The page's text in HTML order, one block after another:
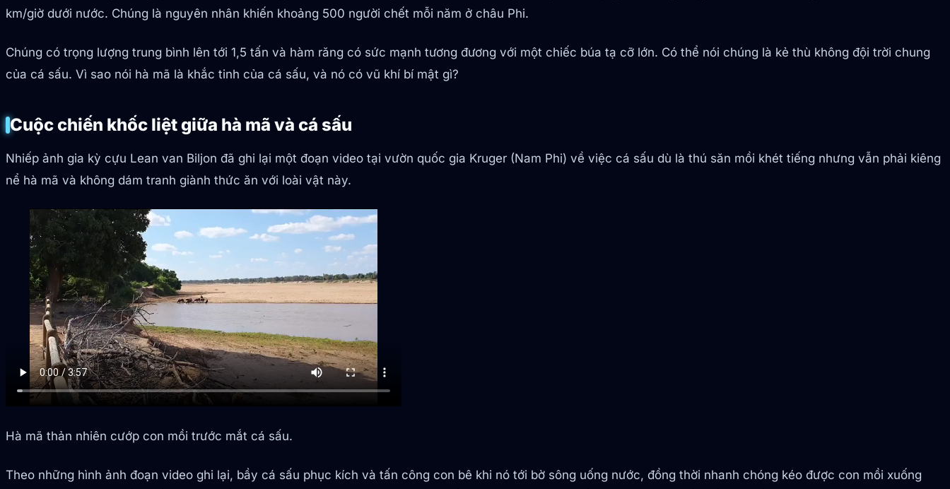
km/giờ dưới nước. Chúng là nguyên nhân khiến khoảng 500 người chết mỗi năm ở châu Phi.
Chúng có trọng lượng trung bình lên tới 1,5 tấn và hàm răng có sức mạnh tương đương với một chiếc búa tạ cỡ lớn. Có thể nói chúng là kẻ thù không đội trời chung
của cá sấu. Vì sao nói hà mã là khắc tinh của cá sấu, và nó có vũ khí bí mật gì?
Cuộc chiến khốc liệt giữa hà mã và cá sấu
Nhiếp ảnh gia kỳ cựu Lean van Biljon đã ghi lại một đoạn video tại vườn quốc gia Kruger (Nam Phi) về việc cá sấu dù là thú săn mồi khét tiếng nhưng vẫn phải kiêng
nể hà mã và không dám tranh giành thức ăn với loài vật này.
Hà mã thản nhiên cướp con mồi trước mắt cá sấu.
Theo những hình ảnh đoạn video ghi lại, bầy cá sấu phục kích và tấn công con bê khi nó tới bờ sông uống nước, đồng thời nhanh chóng kéo được con mồi xuống